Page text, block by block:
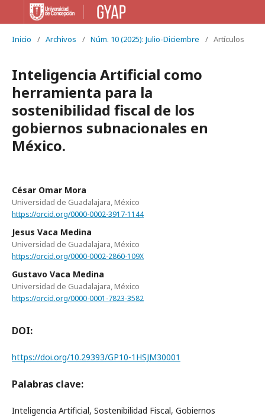
Inicio / Archivos / Núm. 10 (2025): Julio-Diciembre / Artículos
Inteligencia Artificial como
herramienta para la
sostenibilidad fiscal de los
gobiernos subnacionales en
México.
César Omar Mora
Universidad de Guadalajara, México
https://orcid.org/0000-0002-3917-1144
Jesus Vaca Medina
Universidad de Guadalajara, México
https://orcid.org/0000-0002-2860-109X
Gustavo Vaca Medina
Universidad de Guadalajara, México
https://orcid.org/0000-0001-7823-3582
DOI:
https://doi.org/10.29393/GP10-1HSJM30001
Palabras clave:
Inteligencia Artificial, Sostenibilidad Fiscal, Gobiernos